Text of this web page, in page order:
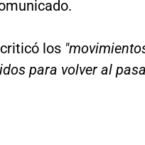
los
para volver al